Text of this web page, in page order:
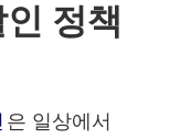
정책
은 일상에서